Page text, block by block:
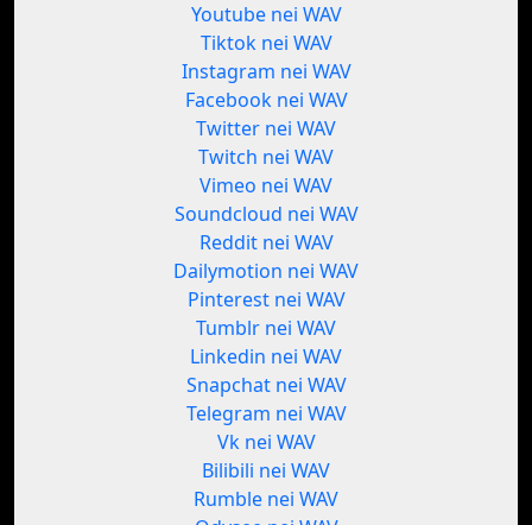
Youtube nei WAV
Tiktok nei WAV
Instagram nei WAV
Facebook nei WAV
Twitter nei WAV
Twitch nei WAV
Vimeo nei WAV
Soundcloud nei WAV
Reddit nei WAV
Dailymotion nei WAV
Pinterest nei WAV
Tumblr nei WAV
Linkedin nei WAV
Snapchat nei WAV
Telegram nei WAV
Vk nei WAV
Bilibili nei WAV
Rumble nei WAV